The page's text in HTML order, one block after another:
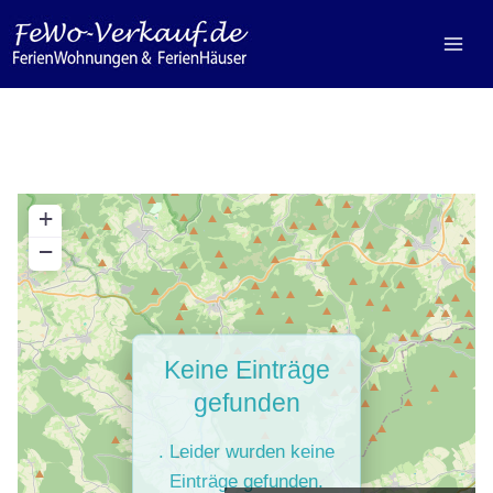
Inhalt
springen
+
−
Keine Einträge
gefunden
. Leider wurden keine
Einträge gefunden.